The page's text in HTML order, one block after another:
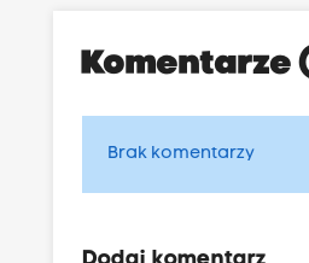
Komentarze
Brak komentarzy